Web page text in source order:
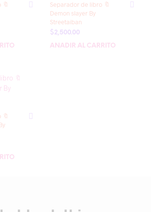
Separador de libro 🔖
Demon slayer By
Streetaiban
$2,500.00
AÑADIR AL CARRITO